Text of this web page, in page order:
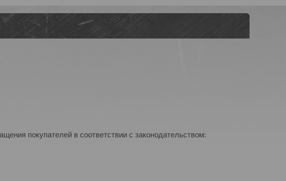
покупателей в соответствии с законодательством: